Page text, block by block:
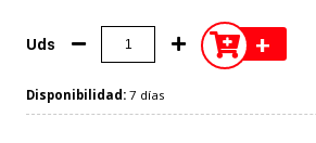
Uds +
Disponibilidad: 7 días